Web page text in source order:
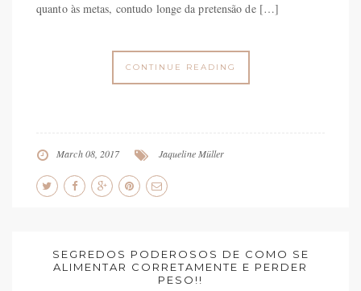
quanto às metas, contudo longe da pretensão de […]
CONTINUE READING
March 08, 2017 Jaqueline Müller
SEGREDOS PODEROSOS DE COMO SE
ALIMENTAR CORRETAMENTE E PERDER
PESO!!